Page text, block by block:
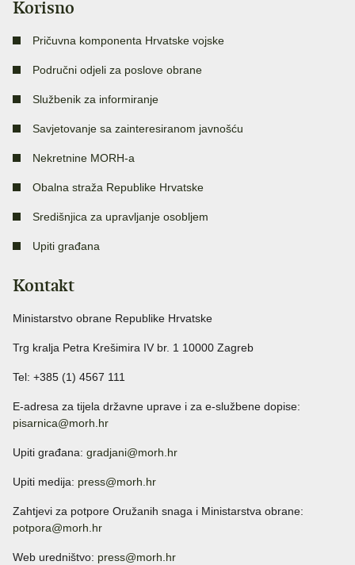
Korisno
Pričuvna komponenta Hrvatske vojske
Područni odjeli za poslove obrane
Službenik za informiranje
Savjetovanje sa zainteresiranom javnošću
Nekretnine MORH-a
Obalna straža Republike Hrvatske
Središnjica za upravljanje osobljem
Upiti građana
Kontakt
Ministarstvo obrane Republike Hrvatske
Trg kralja Petra Krešimira IV br. 1 10000 Zagreb
Tel: +385 (1) 4567 111
E-adresa za tijela državne uprave i za e-službene dopise:
pisarnica@morh.hr
Upiti građana: gradjani@morh.hr
Upiti medija: press@morh.hr
Zahtjevi za potpore Oružanih snaga i Ministarstva obrane:
potpora@morh.hr
Web uredništvo: press@morh.hr